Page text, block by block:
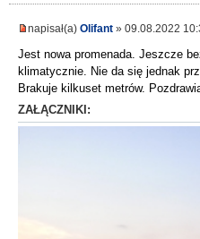
napisał(a) Olifant » 09.08.2022
Jest nowa promenada. Jeszcze
klimatycznie. Nie da się jednak
Brakuje kilkuset metrów.
ZAŁĄCZNIKI: